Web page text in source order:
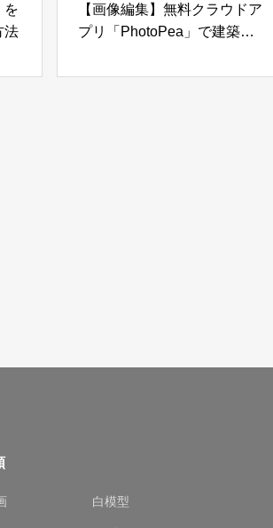
を
法
【画像編集】無料クラウドア
プリ「PhotoPea」で建築模
白模型